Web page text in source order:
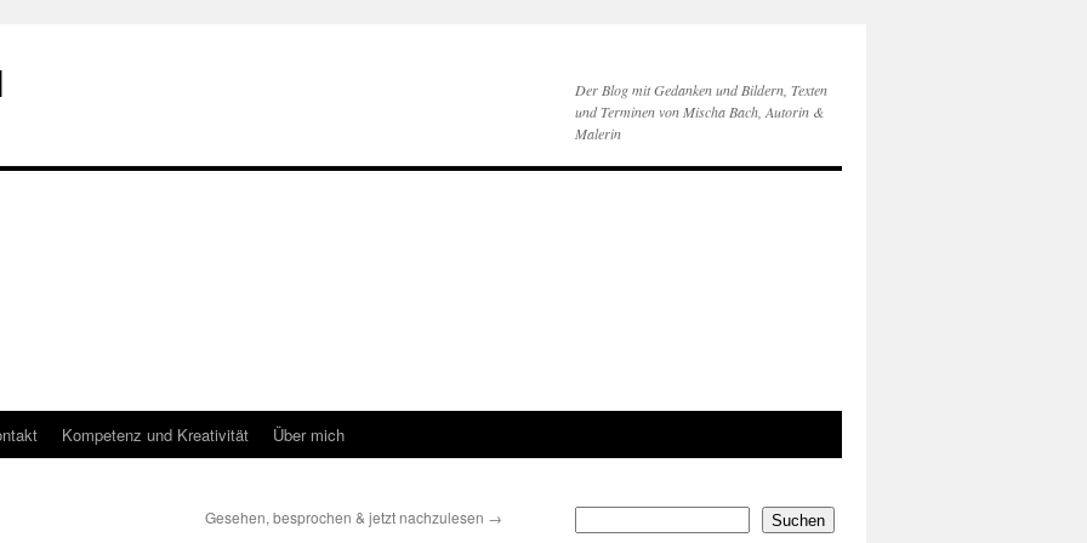
Der Blog mit Gedanken und Bildern, Texten
und Terminen von Mischa Bach, Autorin &
Malerin
Kompetenz und Kreativität Über mich
Gesehen, besprochen & jetzt nachzulesen → Suchen